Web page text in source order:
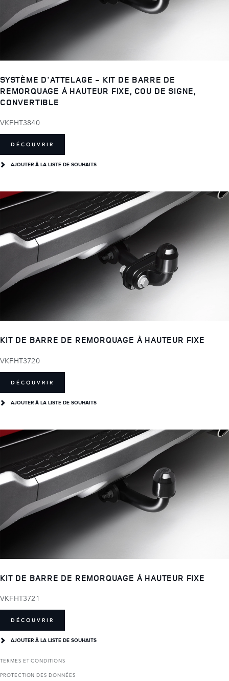
SYSTÈME D'ATTELAGE - KIT DE BARRE DE
REMORQUAGE À HAUTEUR FIXE, COU DE SIGNE,
CONVERTIBLE
VKFHT3840
DÉCOUVRIR
AJOUTER Â LA LISTE DE SOUHAITS
KIT DE BARRE DE REMORQUAGE À HAUTEUR FIXE
VKFHT3720
DÉCOUVRIR
AJOUTER Â LA LISTE DE SOUHAITS
KIT DE BARRE DE REMORQUAGE À HAUTEUR FIXE
VKFHT3721
DÉCOUVRIR
AJOUTER Â LA LISTE DE SOUHAITS
TERMES ET CONDITIONS
PROTECTION DES DONNÉES